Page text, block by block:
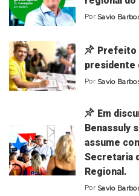
Posted
Por Savio
Prefeito
presidente
Posted
Por Savio
Em
Benassuly
assume
Secretaria
Regional.
Posted
Por Savio